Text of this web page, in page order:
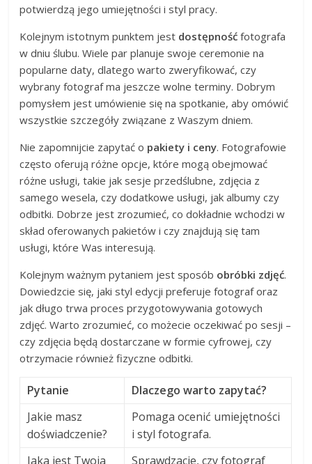
potwierdzą jego umiejętności i styl pracy.
Kolejnym istotnym punktem jest dostępność fotografa
w dniu ślubu. Wiele par planuje swoje ceremonie na
popularne daty, dlatego warto zweryfikować, czy
wybrany fotograf ma jeszcze wolne terminy. Dobrym
pomysłem jest umówienie się na spotkanie, aby omówić
wszystkie szczegóły związane z Waszym dniem.
Nie zapomnijcie zapytać o pakiety i ceny. Fotografowie
często oferują różne opcje, które mogą obejmować
różne usługi, takie jak sesje przedślubne, zdjęcia z
samego wesela, czy dodatkowe usługi, jak albumy czy
odbitki. Dobrze jest zrozumieć, co dokładnie wchodzi w
skład oferowanych pakietów i czy znajdują się tam
usługi, które Was interesują.
Kolejnym ważnym pytaniem jest sposób obróbki zdjęć.
Dowiedzcie się, jaki styl edycji preferuje fotograf oraz
jak długo trwa proces przygotowywania gotowych
zdjęć. Warto zrozumieć, co możecie oczekiwać po sesji –
czy zdjęcia będą dostarczane w formie cyfrowej, czy
otrzymacie również fizyczne odbitki.
Pytanie
Dlaczego warto zapytać?
Jakie masz
doświadczenie?
Pomaga ocenić umiejętności
i styl fotografa.
Jaka jest Twoja
Sprawdzacie, czy fotograf